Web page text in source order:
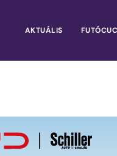
AKTUÁLIS